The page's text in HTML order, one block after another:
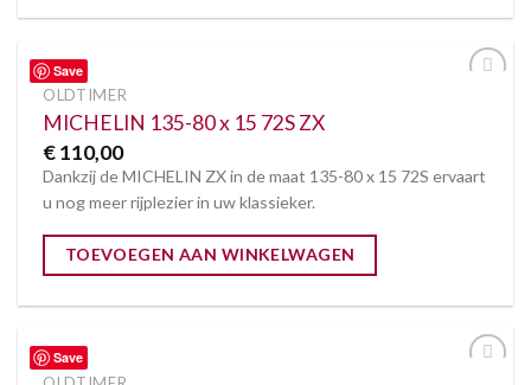
Save
OLDTIMER
MICHELIN 135-80 x 15 72S ZX
€110,00
Dankzij de MICHELIN ZX in de maat 135-80 x 15 72S ervaart
u nog meer rijplezier in uw klassieker.
TOEVOEGEN AAN WINKELWAGEN
Save